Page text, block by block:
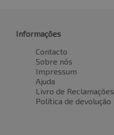
Informações
Contacto
Sobre nós
Impressum
Ajuda
Livro de Reclamações
Política de devolução